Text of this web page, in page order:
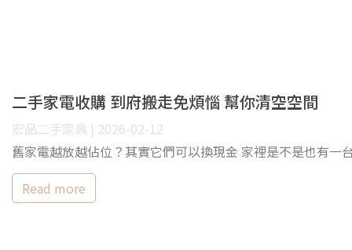
二手家電收購 到府搬走免煩惱 幫你清空空間
宏品二手家具 | 2026-02-12
舊家電越放越佔位？其實它們可以換現金 家裡是不是也有
Read more